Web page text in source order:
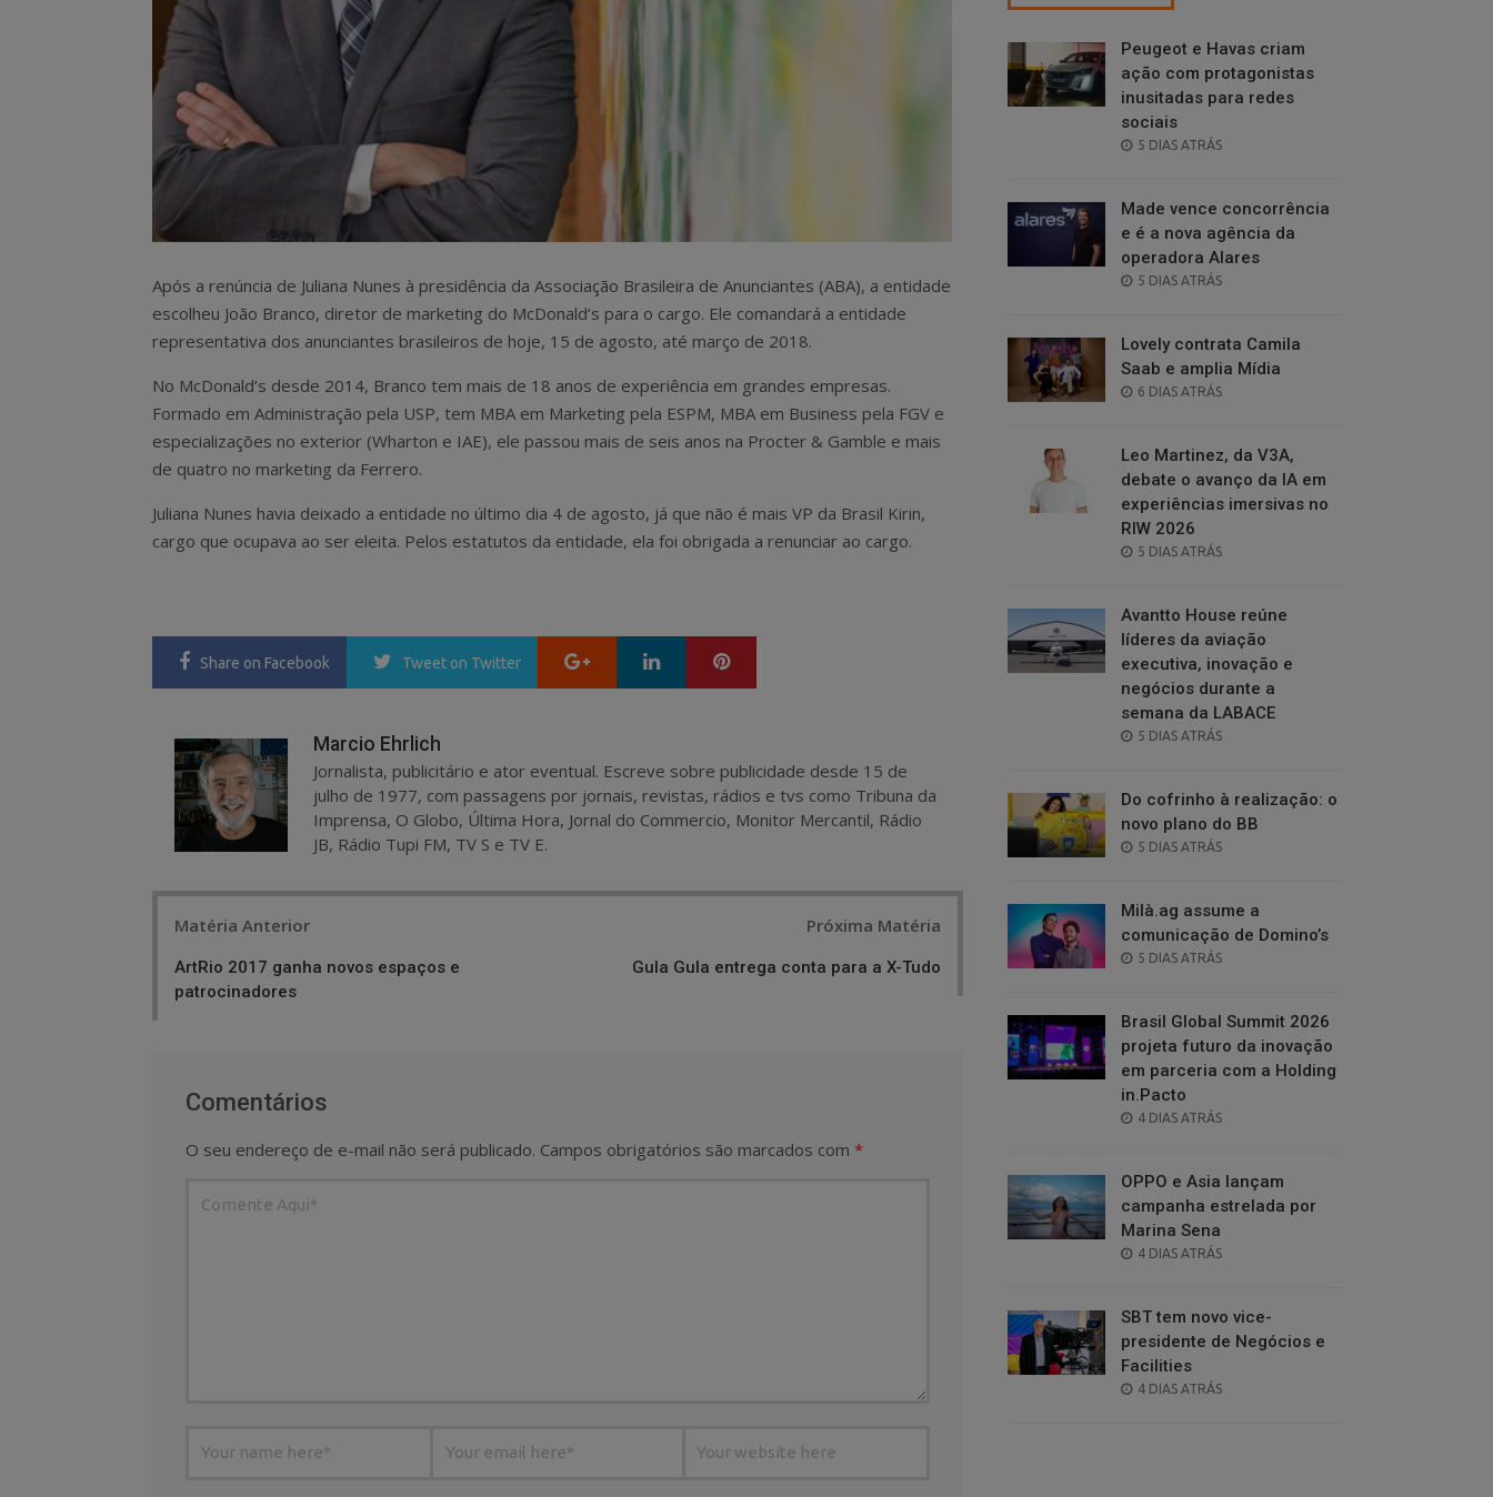
Após a renúncia de Juliana Nunes à presidência da Associação Brasileira de Anunciantes (ABA), a entidade
escolheu João Branco, diretor de marketing do McDonald’s para o cargo. Ele comandará a entidade
representativa dos anunciantes brasileiros de hoje, 15 de agosto, até março de 2018.
No McDonald’s desde 2014, Branco tem mais de 18 anos de experiência em grandes empresas.
Formado em Administração pela USP, tem MBA em Marketing pela ESPM, MBA em Business pela FGV e
especializações no exterior (Wharton e IAE), ele passou mais de seis anos na Procter & Gamble e mais
de quatro no marketing da Ferrero.
Juliana Nunes havia deixado a entidade no último dia 4 de agosto, já que não é mais VP da Brasil Kirin,
cargo que ocupava ao ser eleita. Pelos estatutos da entidade, ela foi obrigada a renunciar ao cargo.
Share on Facebook Tweet on Twitter Google+ LinkedIn
Marcio Ehrlich
Jornalista, publicitário e ator eventual. Escreve sobre publicidade desde 15 de
julho de 1977, com passagens por jornais, revistas, rádios e tvs como Tribuna da
Imprensa, O Globo, Última Hora, Jornal do Commercio, Monitor Mercantil, Rádio
JB, Rádio Tupi FM, TV S e TV E.
Matéria Anterior
ArtRio 2017 ganha novos espaços e
patrocinadores
Próxima Matéria
Gula Gula entrega conta para a X-Tudo
Comentários
O seu endereço de e-mail não será publicado. Campos obrigatórios são marcados com *
Peugeot e Havas criam
ação com protagonistas
inusitadas para redes
sociais
POSTED
5 DIAS ATRÁS
Made vence concorrência
e é a nova agência da
operadora Alares
POSTED
5 DIAS ATRÁS
Lovely contrata Camila
Saab e amplia Mídia
POSTED
6 DIAS ATRÁS
Leo Martinez, da V3A,
debate o avanço da IA em
experiências imersivas no
RIW 2026
POSTED
5 DIAS ATRÁS
Avantto House reúne
líderes da aviação
executiva, inovação e
negócios durante a
semana da LABACE
POSTED
5 DIAS ATRÁS
Do cofrinho à realização: o
novo plano do BB
POSTED
5 DIAS ATRÁS
Milà.ag assume a
comunicação de Domino’s
POSTED
5 DIAS ATRÁS
Brasil Global Summit 2026
projeta futuro da inovação
em parceria com a Holding
in.Pacto
POSTED
4 DIAS ATRÁS
OPPO e Asia lançam
campanha estrelada por
Marina Sena
POSTED
4 DIAS ATRÁS
SBT tem novo vice-
presidente de Negócios e
Facilities
POSTED
4 DIAS ATRÁS